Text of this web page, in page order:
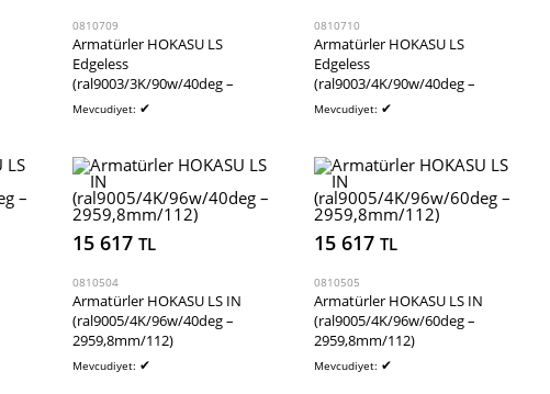
0810709
Armatürler HOKASU LS
Edgeless
(ral9003/3K/90w/40deg –
2775mm/105)
Mevcudiyet: ✔
0810710
Armatürler HOKASU LS
Edgeless
(ral9003/4K/90w/40deg –
2775mm/105)
Mevcudiyet: ✔
15 617TL
0810504
Armatürler HOKASU LS IN
(ral9005/4K/96w/40deg –
2959,8mm/112)
Mevcudiyet: ✔
15 617TL
0810505
Armatürler HOKASU LS IN
(ral9005/4K/96w/60deg –
2959,8mm/112)
Mevcudiyet: ✔